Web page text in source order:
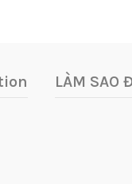
LÀM SAO